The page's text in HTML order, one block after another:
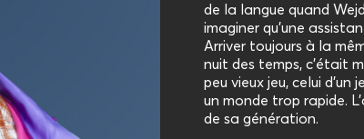
de la langue quand
imaginer qu’une
Arriver toujours à la
nuit des temps, c’était
peu vieux jeu, celui
un monde trop rapide.
de sa génération.